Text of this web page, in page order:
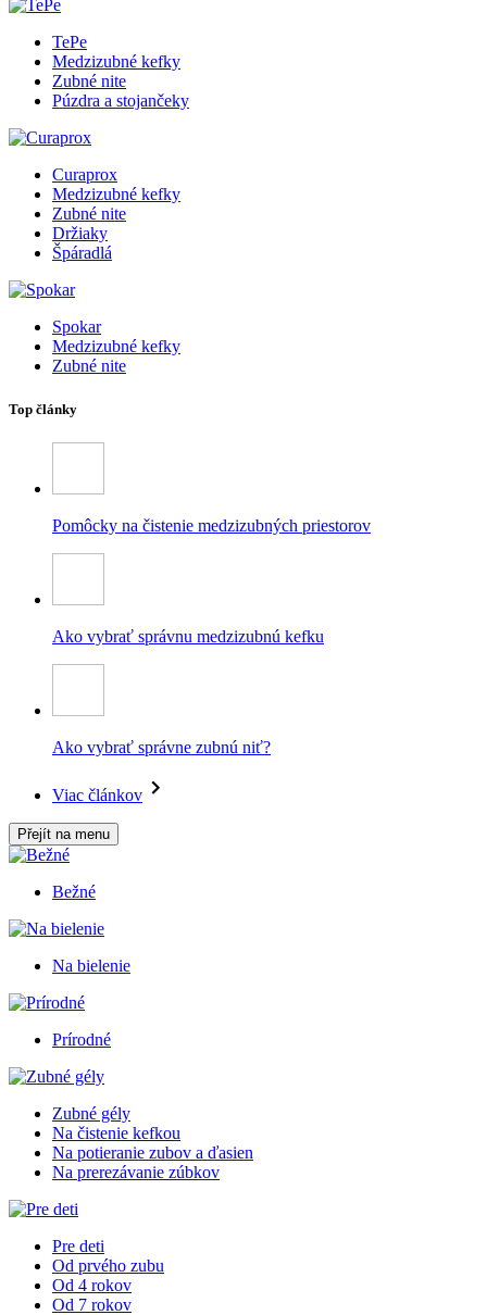
TePe
Medzizubné kefky
Zubné nite
Púzdra a stojančeky
Curaprox
Medzizubné kefky
Zubné nite
Držiaky
Špáradlá
Spokar
Medzizubné kefky
Zubné nite
Top články
Pomôcky na čistenie medzizubných priestorov
Ako vybrať správnu medzizubnú kefku
Ako vybrať správne zubnú niť?
Viac článkov
Přejít na menu
Bežné
Na bielenie
Prírodné
Zubné gély
Na čistenie kefkou
Na potieranie zubov a ďasien
Na prerezávanie zúbkov
Pre deti
Od prvého zubu
Od 4 rokov
Od 7 rokov